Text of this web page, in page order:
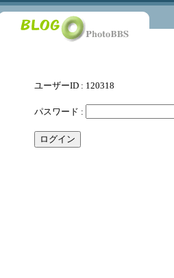
ユーザーID : 120318
パスワード :